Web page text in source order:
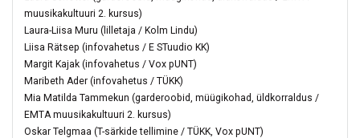
muusikakultuuri 2. kursus)
Laura-Liisa Muru (lilletaja / Kolm Lindu)
Liisa Rätsep (infovahetus / E STuudio KK)
Margit Kajak (infovahetus / Vox pUNT)
Maribeth Ader (infovahetus / TÜKK)
Mia Matilda Tammekun (garderoobid, müügikohad, üldkorraldus /
EMTA muusikakultuuri 2. kursus)
Oskar Telgmaa (T-särkide tellimine / TÜKK, Vox pUNT)